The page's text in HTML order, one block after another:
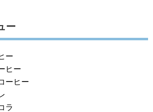
ー
ー
ヒー
ーヒー
ラ